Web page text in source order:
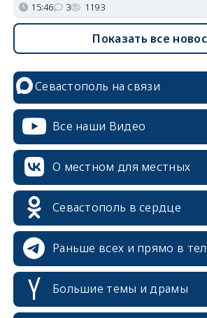
15:46 3 1193
Показать все
Севастополь на связи
Все наши Видео
О местном для местных
Севастополь в сердце
Раньше всех и прямо в
Большие темы и драмы